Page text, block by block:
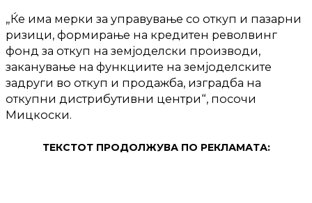
„Ќе има мерки за управување со откуп и пазарни
ризици, формирање на кредитен револвинг
фонд за откуп на земјоделски производи,
заканување на функциите на земјоделските
задруги во откуп и продажба, изградба на
откупни дистрибутивни центри“, посочи
Мицкоски.
ТЕКСТОТ ПРОДОЛЖУВА ПО РЕКЛАМАТА: